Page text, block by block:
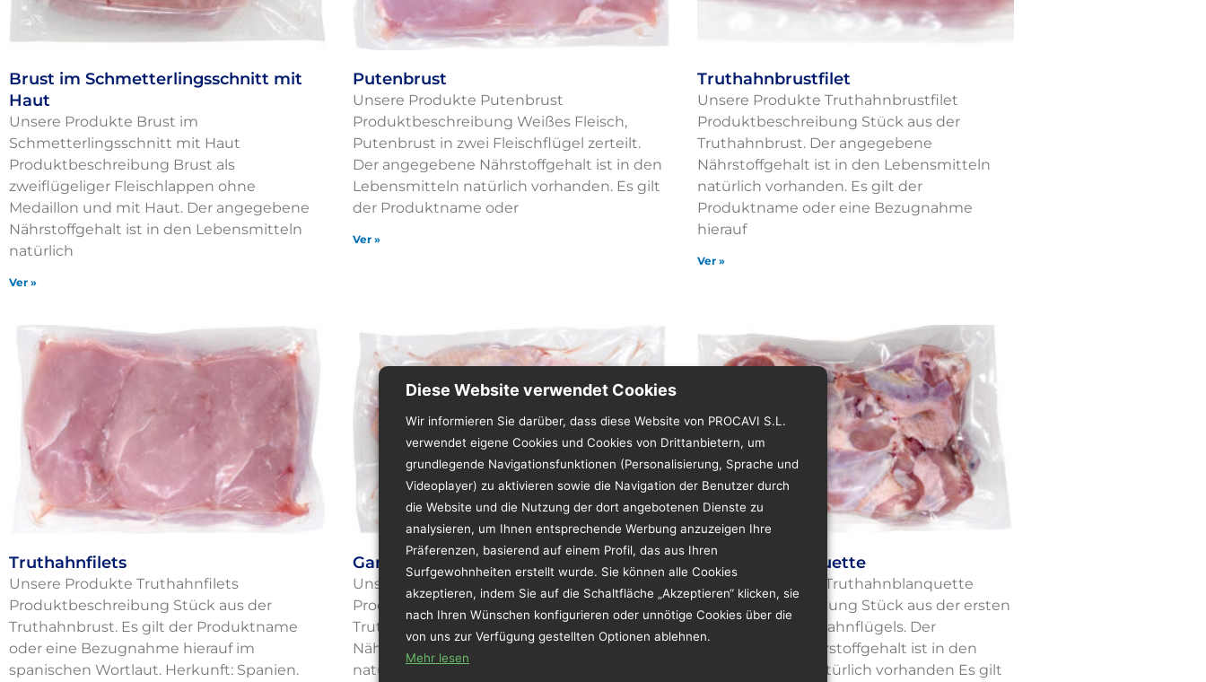
Brust im Schmetterlingsschnitt mit
Haut
Unsere Produkte Brust im
Schmetterlingsschnitt mit Haut
Produktbeschreibung Brust als
zweiflügeliger Fleischlappen ohne
Medaillon und mit Haut. Der angegebene
Nährstoffgehalt ist in den Lebensmitteln
natürlich
Ver »
Putenbrust
Unsere Produkte Putenbrust
Produktbeschreibung Weißes Fleisch,
Putenbrust in zwei Fleischflügel zerteilt.
Der angegebene Nährstoffgehalt ist in den
Lebensmitteln natürlich vorhanden. Es gilt
der Produktname oder
Ver »
Truthahnbrustfilet
Unsere Produkte Truthahnbrustfilet
Produktbeschreibung Stück aus der
Truthahnbrust. Der angegebene
Nährstoffgehalt ist in den Lebensmitteln
natürlich vorhanden. Es gilt der
Produktname oder eine Bezugnahme
hierauf
Ver »
Truthahnfilets
Unsere Produkte Truthahnfilets
Produktbeschreibung Stück aus der
Truthahnbrust. Es gilt der Produktname
oder eine Bezugnahme hierauf im
spanischen Wortlaut. Herkunft: Spanien.
Ganzer Truthahnflügel
Unsere Produkte Ganzer Truthahnflügel
Produktbeschreibung Stück aus dem
Truthahnflügel. Der angegebene
Nährstoffgehalt ist in den Lebensmitteln
natürlich vorhanden Es gilt der
Truthahnblanquette
Unsere Produkte Truthahnblanquette
Produktbeschreibung Stück aus der ersten
Phalanx des Truthahnflügels. Der
angegebene Nährstoffgehalt ist in den
Lebensmitteln natürlich vorhanden Es gilt
Diese Website verwendet Cookies
Wir informieren Sie darüber, dass diese Website von PROCAVI S.L.
verwendet eigene Cookies und Cookies von Drittanbietern, um
grundlegende Navigationsfunktionen (Personalisierung, Sprache und
Videoplayer) zu aktivieren sowie die Navigation der Benutzer durch
die Website und die Nutzung der dort angebotenen Dienste zu
analysieren, um Ihnen entsprechende Werbung anzuzeigen Ihre
Präferenzen, basierend auf einem Profil, das aus Ihren
Surfgewohnheiten erstellt wurde. Sie können alle Cookies
akzeptieren, indem Sie auf die Schaltfläche „Akzeptieren“ klicken, sie
nach Ihren Wünschen konfigurieren oder unnötige Cookies über die
von uns zur Verfügung gestellten Optionen ablehnen.
Mehr lesen